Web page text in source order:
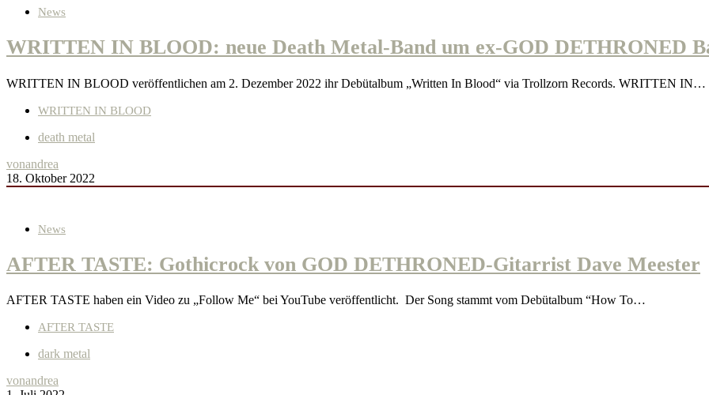
News
WRITTEN IN BLOOD: neue Death Metal-Band um ex-GOD DETHRONED
WRITTEN IN BLOOD veröffentlichen am 2. Dezember 2022 ihr Debütalbum „Written In Blood“ via Trollzorn Records. WRITTEN IN…
WRITTEN IN BLOOD
death metal
vonandrea
18. Oktober 2022
News
AFTER TASTE: Gothicrock von GOD DETHRONED-Gitarrist Dave Meester
AFTER TASTE haben ein Video zu „Follow Me“ bei YouTube veröffentlicht. Der Song stammt vom Debütalbum “How To…
AFTER TASTE
dark metal
vonandrea